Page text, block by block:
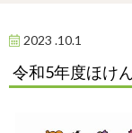
2023 .10.1
令和5年度ほけ